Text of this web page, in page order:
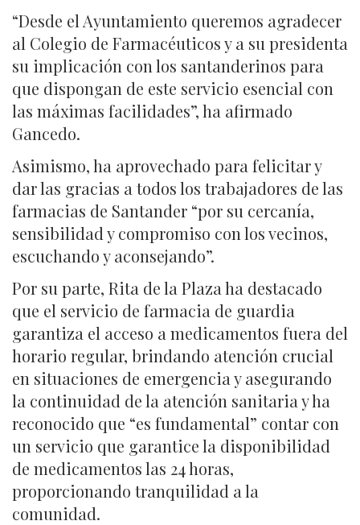
“Desde el Ayuntamiento queremos agradecer
al Colegio de Farmacéuticos y a su presidenta
su implicación con los santanderinos para
que dispongan de este servicio esencial con
las máximas facilidades”, ha afirmado
Gancedo.
Asimismo, ha aprovechado para felicitar y
dar las gracias a todos los trabajadores de las
farmacias de Santander “por su cercanía,
sensibilidad y compromiso con los vecinos,
escuchando y aconsejando”.
Por su parte, Rita de la Plaza ha destacado
que el servicio de farmacia de guardia
garantiza el acceso a medicamentos fuera del
horario regular, brindando atención crucial
en situaciones de emergencia y asegurando
la continuidad de la atención sanitaria y ha
reconocido que “es fundamental” contar con
un servicio que garantice la disponibilidad
de medicamentos las 24 horas,
proporcionando tranquilidad a la
comunidad.